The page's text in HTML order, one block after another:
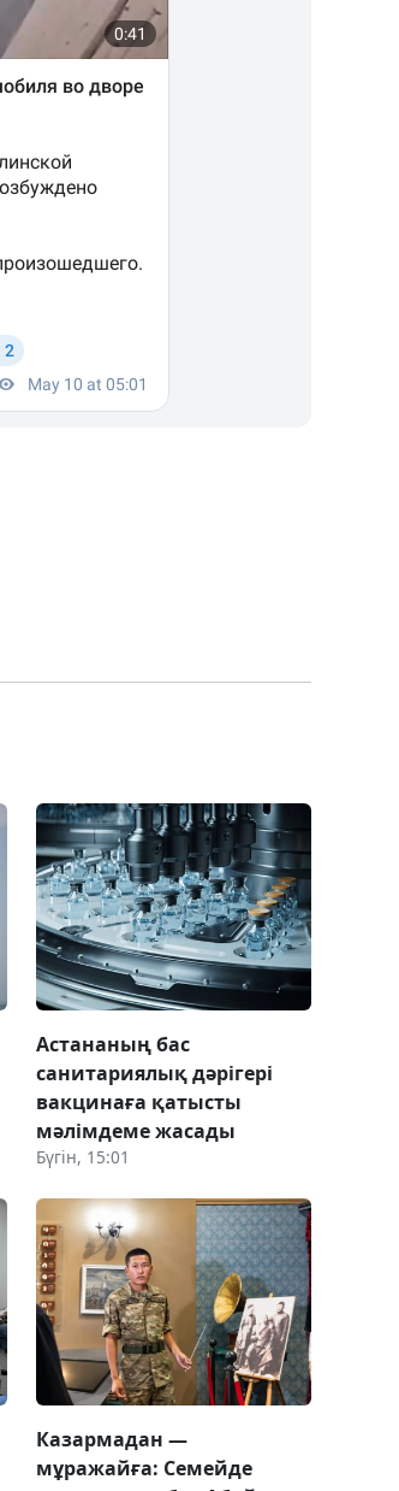
Астананың бас
санитариялық дәрігері
вакцинаға қатысты
мәлімдеме жасады
Бүгін, 15:01
Казармадан —
мұражайға: Семейде